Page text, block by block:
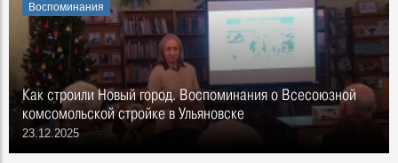
Воспоминания
Как строили Новый город. Воспоминания о Всесоюзной
комсомольской стройке в Ульяновске
23.12.2025